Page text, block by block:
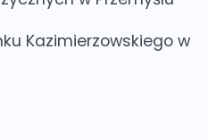
Kazimierzowskiego w